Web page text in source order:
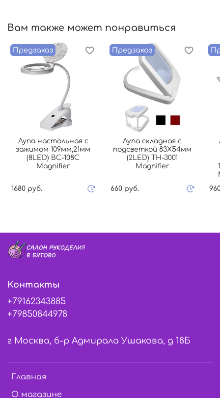
Вам также может понравиться
Предзаказ
Лупа настольная с
зажимом 109мм,21мм
(8LED) BC-108C
Magnifier
1680 руб.
Предзаказ
Лупа складная с
подсветкой 83Х54мм
(2LED) TH-3001
Magnifier
660 руб.
Главная
О магазине
Контакты
+79162343885
+79850844978
г Москва, б-р Адмирала Ушакова, д 18Б